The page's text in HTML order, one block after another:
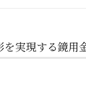
を実現する鏡用